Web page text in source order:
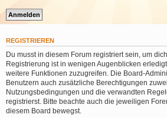
REGISTRIEREN
Du musst in diesem Forum registriert sein, um
Registrierung ist in wenigen Augenblicken
weitere Funktionen zuzugreifen. Die Board-
Benutzern auch zusätzliche Berechtigungen
Nutzungsbedingungen und die verwandten
registrierst. Bitte beachte auch die jeweiligen
diesem Board bewegst.